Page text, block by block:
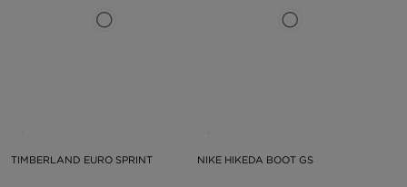
TIMBERLAND EURO SPRINT NIKE HIKEDA BOOT GS